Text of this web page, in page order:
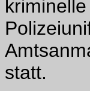
statt.